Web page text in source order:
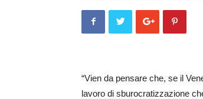
“Vien da pensare che, se il
lavoro di sburocratizzazione